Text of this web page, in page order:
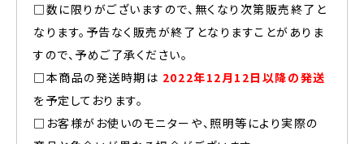
□数に限りがございますので、無くなり次第販売終了と
なります。予告なく販売が終了となりますことがありま
すので、予めご了承ください。
□本商品の発送時期は 2022年12月12日以降の発送
を予定しております。
□お客様がお使いのモニターや、照明等により実際の